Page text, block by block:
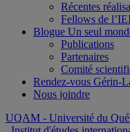
Récentes
Fellows de
Blogue Un seul
Publications
Partenaires
Comité
Rendez-vous Gérin-
Nous joindre
UQAM - Université du